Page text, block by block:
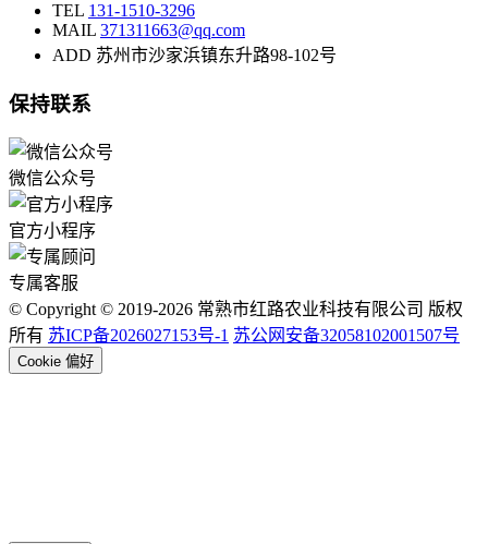
TEL 131-1510-3296
MAIL 371311663@qq.com
ADD 苏州市沙家浜镇东升路98-102号
保持联系
微信公众号
官方小程序
专属客服
© Copyright © 2019-2026 常熟市红路农业科技有限公司 版权
所有 苏ICP备2026027153号-1 苏公网安备32058102001507号
Cookie 偏好